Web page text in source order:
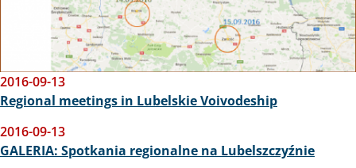
2016-09-13
Regional meetings in Lubelskie Voivodeship
2016-09-13
GALERIA: Spotkania regionalne na Lubelszczyźnie